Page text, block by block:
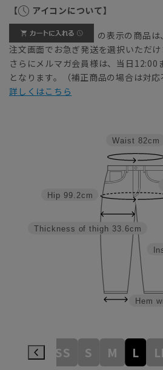
【 アイコンについて】
の表示の商品は、
注文画面でお急ぎ発送を選択いただけ
さらにメルマガ会員様は、当日12:00
となります。（補正商品の場合は対応
詳しくはこちら
Hem
Thickness of thigh 33.6cm
Hip 99.2cm
Waist 82cm
3S SS S M L